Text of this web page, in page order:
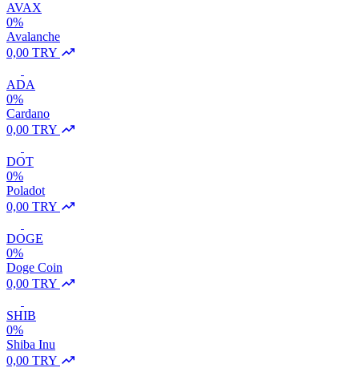
AVAX
0%
Avalanche
0,00 TRY
ADA
0%
Cardano
0,00 TRY
DOT
0%
Poladot
0,00 TRY
DOGE
0%
Doge Coin
0,00 TRY
SHIB
0%
Shiba Inu
0,00 TRY